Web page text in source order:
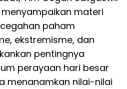
menyampaikan materi
paham
ekstremisme, dan
pentingnya
perayaan hari besar
menanamkan nilai-nilai